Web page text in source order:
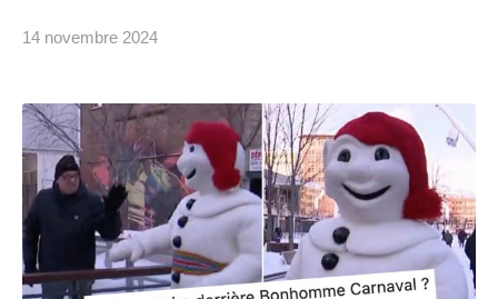
14 novembre 2024